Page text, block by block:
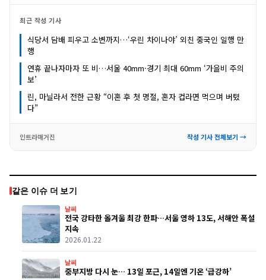
최근 작성 기사
식당서 담배 피우고 소변까지…‘우린 차이나야’ 외친 중국인 일행 만
행
연휴 끝나자마자 또 비…서울 40mm·경기 최대 60mm ‘가을비 주의
보’
린, 마닐라서 전한 근황 “이혼 후 첫 명절, 혼자 컵라면 먹으며 버텼
다”
인트라매거진 작성 기사 전체보기 →
같은 이슈 더 보기
날씨
전국 강타한 올겨울 최강 한파…서울 영하 13도, 서해안 폭설
지속
2026.01.22
날씨
중부지방 다시 눈… 13일 포근, 14일엔 기온 ‘급강하’